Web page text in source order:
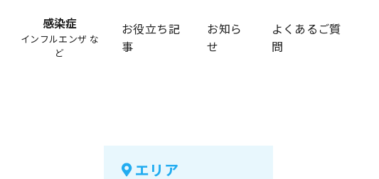
感染症
インフルエンザ な
ど
お役立ち記
事
お知ら
せ
よくあるご質
問
エリア